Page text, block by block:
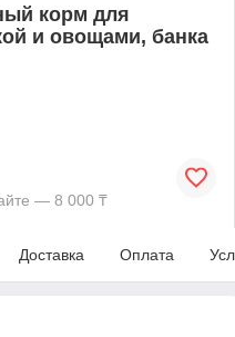
корм для
и овощами, банка
— 8 000 ₸
Доставка Оплата